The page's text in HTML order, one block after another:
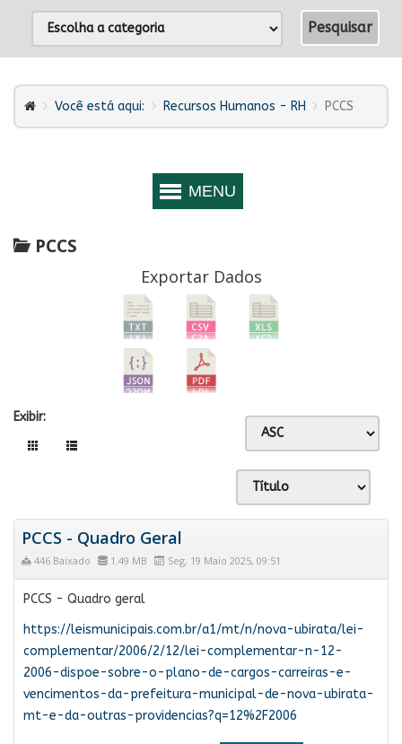
Você está aqui: Recursos Humanos - RH PCCS
PCCS
Exportar Dados
Exibir:
PCCS - Quadro Geral
446 Baixado 1.49 MB Seg, 19 Maio 2025, 09:51
PCCS - Quadro geral
https://leismunicipais.com.br/a1/mt/n/nova-ubirata/lei-
complementar/2006/2/12/lei-complementar-n-12-
2006-dispoe-sobre-o-plano-de-cargos-carreiras-e-
vencimentos-da-prefeitura-municipal-de-nova-ubirata-
mt-e-da-outras-providencias?q=12%2F2006